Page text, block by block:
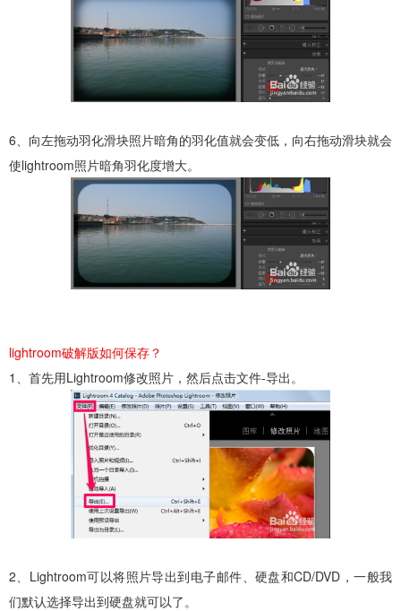
6、向左拖动羽化滑块照片暗角的羽化值就会变低，向右拖动滑块就会
使lightroom照片暗角羽化度增大。
lightroom破解版如何保存？
1、首先用Lightroom修改照片，然后点击文件-导出。
2、Lightroom可以将照片导出到电子邮件、硬盘和CD/DVD，一般我
们默认选择导出到硬盘就可以了。